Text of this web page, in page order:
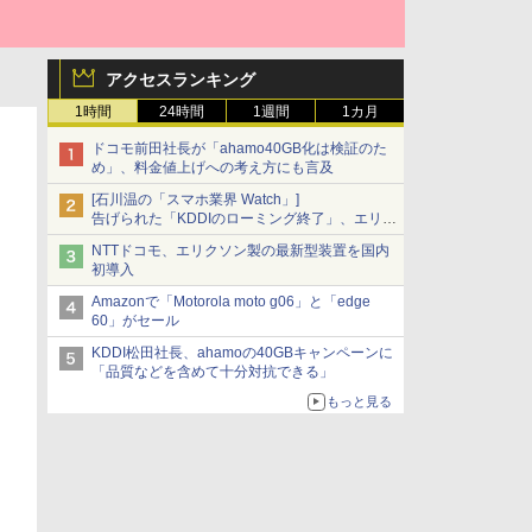
アクセスランキング
1時間 24時間 1週間 1カ月
ドコモ前田社長が「ahamo40GB化は検証のた
め」、料金値上げへの考え方にも言及
[石川温の「スマホ業界 Watch」]
告げられた「KDDIのローミング終了」、エリア
マップの落とし穴と楽天モバイルの課題
NTTドコモ、エリクソン製の最新型装置を国内
初導入
Amazonで「Motorola moto g06」と「edge
60」がセール
KDDI松田社長、ahamoの40GBキャンペーンに
「品質などを含めて十分対抗できる」
もっと見る